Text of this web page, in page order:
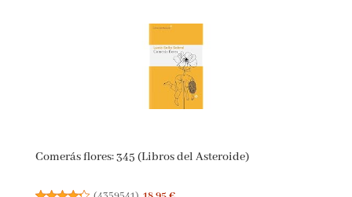
Comerás flores: 345 (Libros del Asteroide)